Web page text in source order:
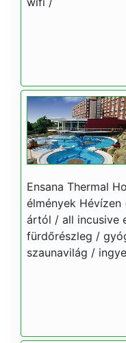
Ensana Thermal
élmények
ártól / all incusive
fürdőrészleg /
szaunavilág /